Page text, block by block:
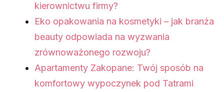
kierownictwu firmy?
Eko opakowania na kosmetyki – jak branża
beauty odpowiada na wyzwania
zrównoważonego rozwoju?
Apartamenty Zakopane: Twój sposób na
komfortowy wypoczynek pod Tatrami